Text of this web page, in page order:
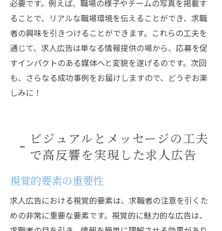
必要です。例えば、職場の様子やチームの写真を掲載す
ることで、リアルな職場環境を伝えることができ、求職
者の興味を引きつけることができます。これらの工夫を
通じて、求人広告は単なる情報提供の場から、応募を促
すインパクトのある媒体へと変貌を遂げるのです。次回
も、さらなる成功事例をお届けしますので、どうぞお楽
しみに！
ビジュアルとメッセージの工夫
で高反響を実現した求人広告
視覚的要素の重要性
求人広告における視覚的要素は、求職者の注意を引くた
めの非常に重要な要素です。視覚的に魅力的な広告は、